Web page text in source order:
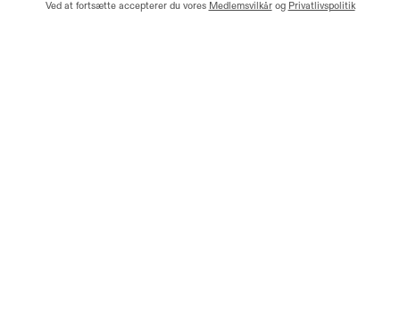
Ved at fortsætte accepterer du vores Medlemsvilkår og Privatlivspolitik